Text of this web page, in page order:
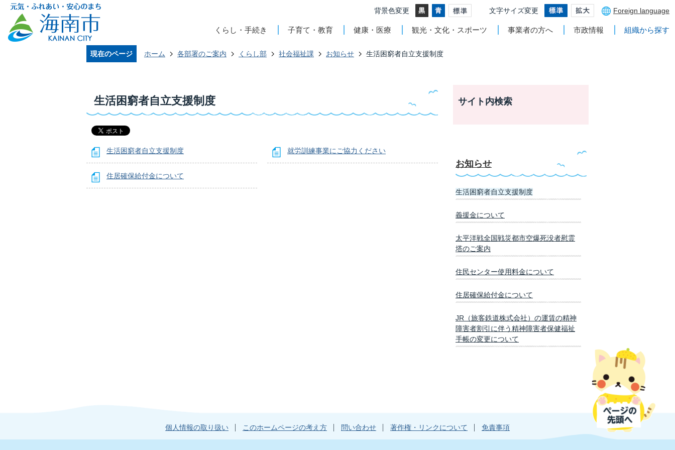
背景色変更 文字サイズ変更 Foreign language
くらし・手続き 子育て・教育 健康・医療 観光・文化・スポーツ 事業者の方へ 市政情報 組織から探す
現在のページ ホーム 各部署のご案内 くらし部 社会福祉課 お知らせ 生活困窮者自立支援制度
生活困窮者自立支援制度
生活困窮者自立支援制度 就労訓練事業にご協力ください
住居確保給付金について
サイト内検索
お知らせ
生活困窮者自立支援制度
義援金について
太平洋戦全国戦災都市空爆死没者慰霊
塔のご案内
住民センター使用料金について
住居確保給付金について
JR（旅客鉄道株式会社）の運賃の精神
障害者割引に伴う精神障害者保健福祉
手帳の変更について
個人情報の取り扱い このホームページの考え方 問い合わせ 著作権・リンクについて 免責事項